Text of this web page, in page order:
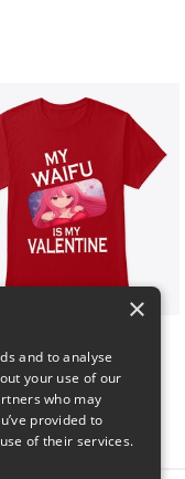
$25
×
and to analyse
your use of our
who may
provided to
of their services.